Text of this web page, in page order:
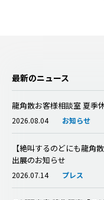
最新のニュース
2026.08.04 お知らせ
龍角散お客様相談室 夏季
2026.07.14 プレス
【絶叫するのどにも龍角
出展のお知らせ